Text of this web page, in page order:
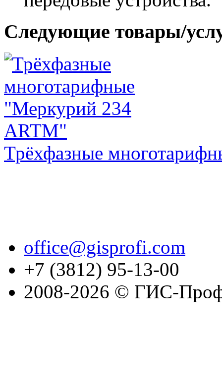
Следующие товары/
Трёхфазные
office@gisprofi.com
+7 (3812) 95-13-00
2008-2026 © ГИС-